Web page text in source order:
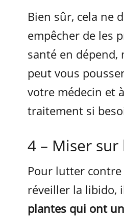
Bien sûr, cela ne
empêcher de les
santé en dépend,
peut vous
votre médecin et
traitement si
4 – Miser
Pour lutter
réveiller la libido,
plantes qui ont